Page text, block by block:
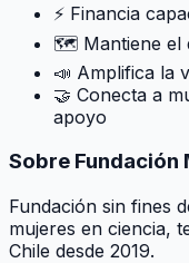
⚡ Financia
🗺️ Mantiene el
📣 Amplifica la
🤝 Conecta a
apoyo
Sobre Fundación
Fundación sin fines
mujeres en ciencia,
Chile desde 2019.